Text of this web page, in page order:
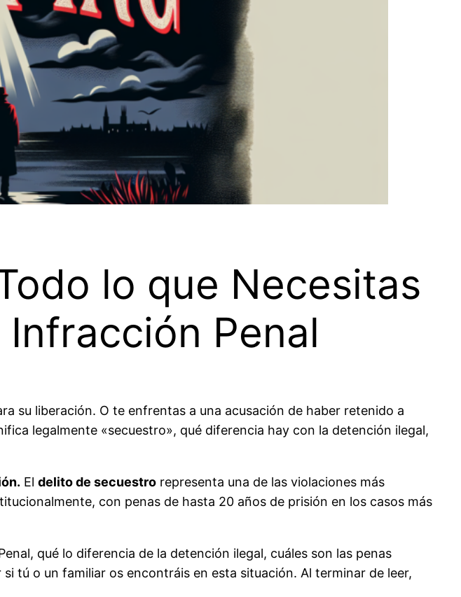
lo que Necesitas
Penal
su liberación. O te enfrentas a una acusación de haber retenido a
legalmente «secuestro», qué diferencia hay con la detención ilegal,
El delito de secuestro representa una de las violaciones más
con penas de hasta 20 años de prisión en los casos más
qué lo diferencia de la detención ilegal, cuáles son las penas
tú o un familiar os encontráis en esta situación. Al terminar de leer,